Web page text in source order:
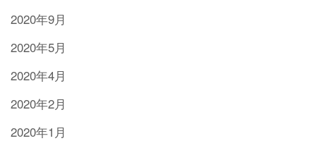
2020年9月
2020年5月
2020年4月
2020年2月
2020年1月